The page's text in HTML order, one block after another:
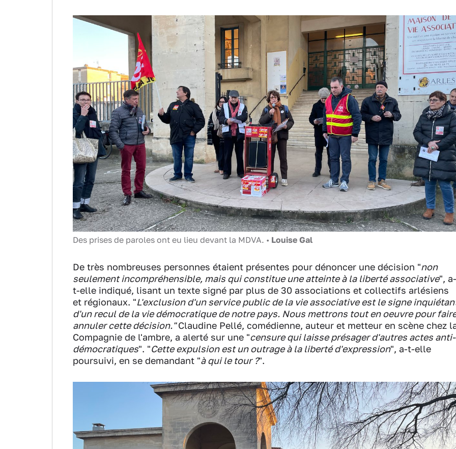
Des prises de paroles ont eu lieu devant la MDVA. • Louise Gal
De très nombreuses personnes étaient présentes pour dénoncer une décision "non
seulement incompréhensible, mais qui constitue une atteinte à la liberté associative", a-
t-elle indiqué, lisant un texte signé par plus de 30 associations et collectifs arlésiens
et régionaux. "L'exclusion d'un service public de la vie associative est le signe
d'un recul de la vie démocratique de notre pays. Nous mettrons tout en oeuvre pour
annuler cette décision."Claudine Pellé, comédienne, auteur et metteur en scène chez
Compagnie de l'ambre, a alerté sur une "censure qui laisse présager d'autres actes anti-
démocratiques". "Cette expulsion est un outrage à la liberté d'expression", a-t-elle
poursuivi, en se demandant "à qui le tour ?".